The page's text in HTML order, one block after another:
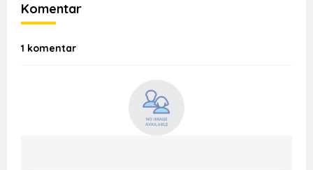
Komentar
1 komentar